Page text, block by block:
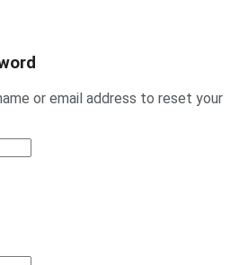
or email address to reset your